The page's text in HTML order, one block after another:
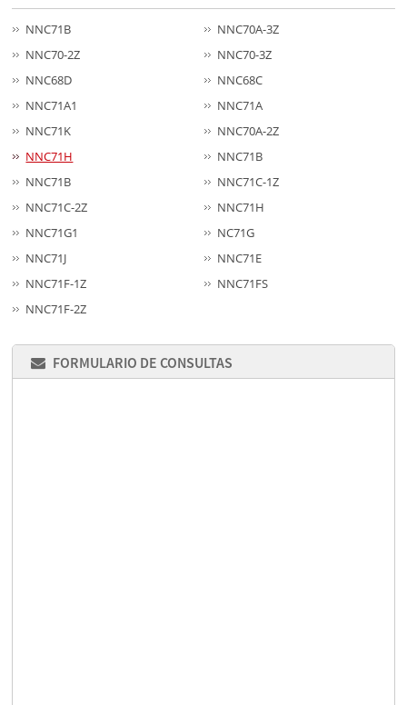
NNC71B
NNC70A-3Z
NNC70-2Z
NNC70-3Z
NNC68D
NNC68C
NNC71A1
NNC71A
NNC71K
NNC70A-2Z
NNC71H
NNC71B
NNC71B
NNC71C-1Z
NNC71C-2Z
NNC71H
NNC71G1
NC71G
NNC71J
NNC71E
NNC71F-1Z
NNC71FS
NNC71F-2Z
FORMULARIO DE CONSULTAS